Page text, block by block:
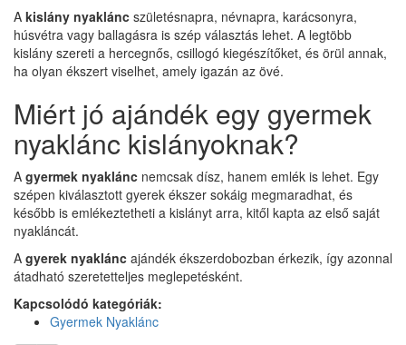
A kislány nyaklánc születésnapra, névnapra, karácsonyra,
húsvétra vagy ballagásra is szép választás lehet. A legtöbb
kislány szereti a hercegnős, csillogó kiegészítőket, és örül annak,
ha olyan ékszert viselhet, amely igazán az övé.
Miért jó ajándék egy gyermek
nyaklánc kislányoknak?
A gyermek nyaklánc nemcsak dísz, hanem emlék is lehet. Egy
szépen kiválasztott gyerek ékszer sokáig megmaradhat, és
később is emlékeztetheti a kislányt arra, kitől kapta az első saját
nyakláncát.
A gyerek nyaklánc ajándék ékszerdobozban érkezik, így azonnal
átadható szeretetteljes meglepetésként.
Kapcsolódó kategóriák:
Gyermek Nyaklánc